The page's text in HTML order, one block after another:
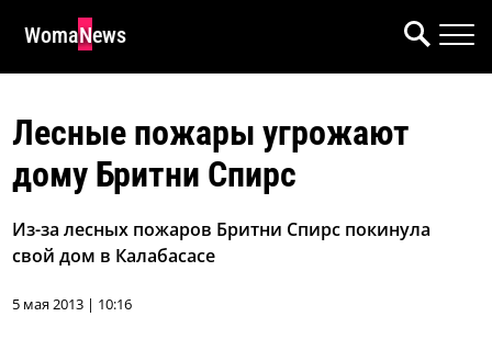
WomaNews
Лесные пожары угрожают
дому Бритни Спирс
Из-за лесных пожаров Бритни Спирс покинула
свой дом в Калабасасе
5 мая 2013 | 10:16